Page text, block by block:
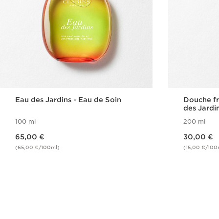
Eau des Jardins - Eau de Soin
100 ml
65,00 €
(65,00 €/100ml)
Douche
des
200 ml
30,00 €
(15,00 €/